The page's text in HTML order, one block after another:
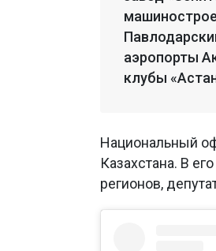
аэропорты
клубы
Национальный
Казахстана. В
регионов,